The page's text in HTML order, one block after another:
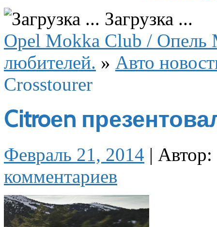
Загрузка ...
Opel Mokka Club / Опель
любителей. » Авто
Crosstourer
Citroеn
Февраль 21, 2014 | Автор:
комментариев